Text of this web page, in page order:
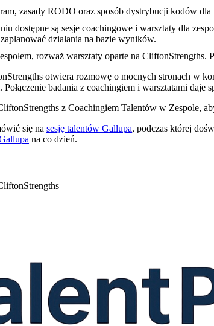
zasady RODO oraz sposób dystrybucji kodów
dostępne są sesje coachingowe i warsztaty dla
działania na bazie wyników.
rozważ warsztaty oparte na
otwiera rozmowę o mocnych stronach w
badania z coachingiem i warsztatami daje
z Coachingiem Talentów w Zespole,
się na sesję talentów Gallupa, podczas której
na co dzień.